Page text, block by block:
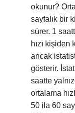
okunur?
sayfalık bir
sürer. 1
hızı
ancak
gösterir.
saatte
ortalama
50 ila 60